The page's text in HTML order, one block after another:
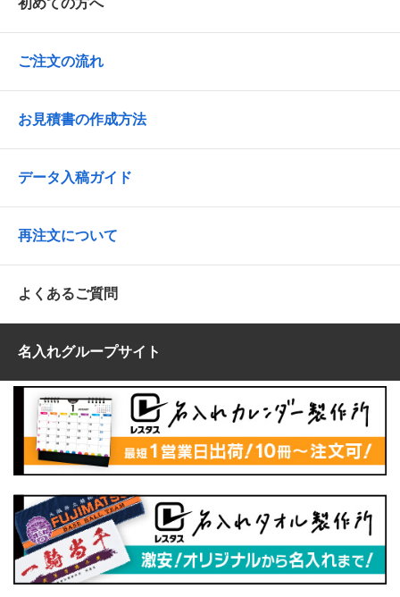
ご注文の流れ
お見積書の作成方法
データ入稿ガイド
再注文について
よくあるご質問
名入れグループサイト